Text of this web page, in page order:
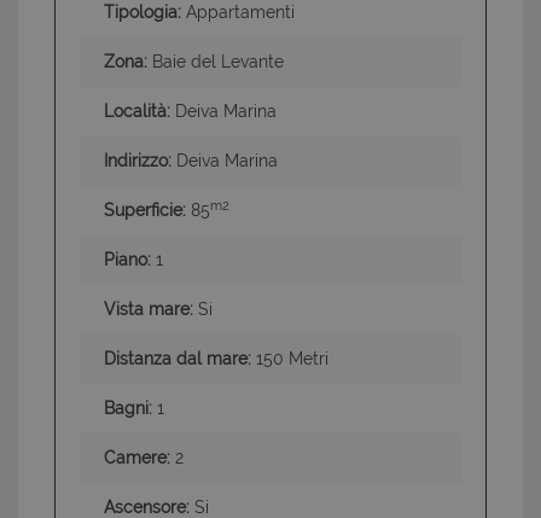
Tipologia: Appartamenti
Zona: Baie del Levante
Località: Deiva Marina
Indirizzo: Deiva Marina
Superficie: 85m2
Piano: 1
Vista mare: Si
Distanza dal mare: 150 Metri
Bagni: 1
Camere: 2
Ascensore: Si